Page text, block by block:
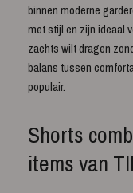
binnen moderne
met stijl en zijn ideaal
zachts wilt dragen
balans tussen
populair.
Shorts
items van